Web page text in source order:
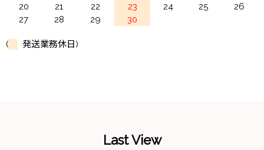
20
21 22 23 24 25
26
27
28 29 30
( 発送業務休日)
Last View